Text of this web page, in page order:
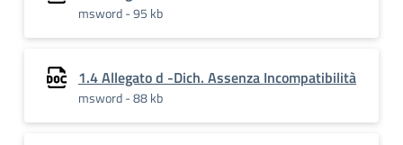
msword - 95 kb
1.4 Allegato d -Dich. Assenza Incompatibilità
msword - 88 kb